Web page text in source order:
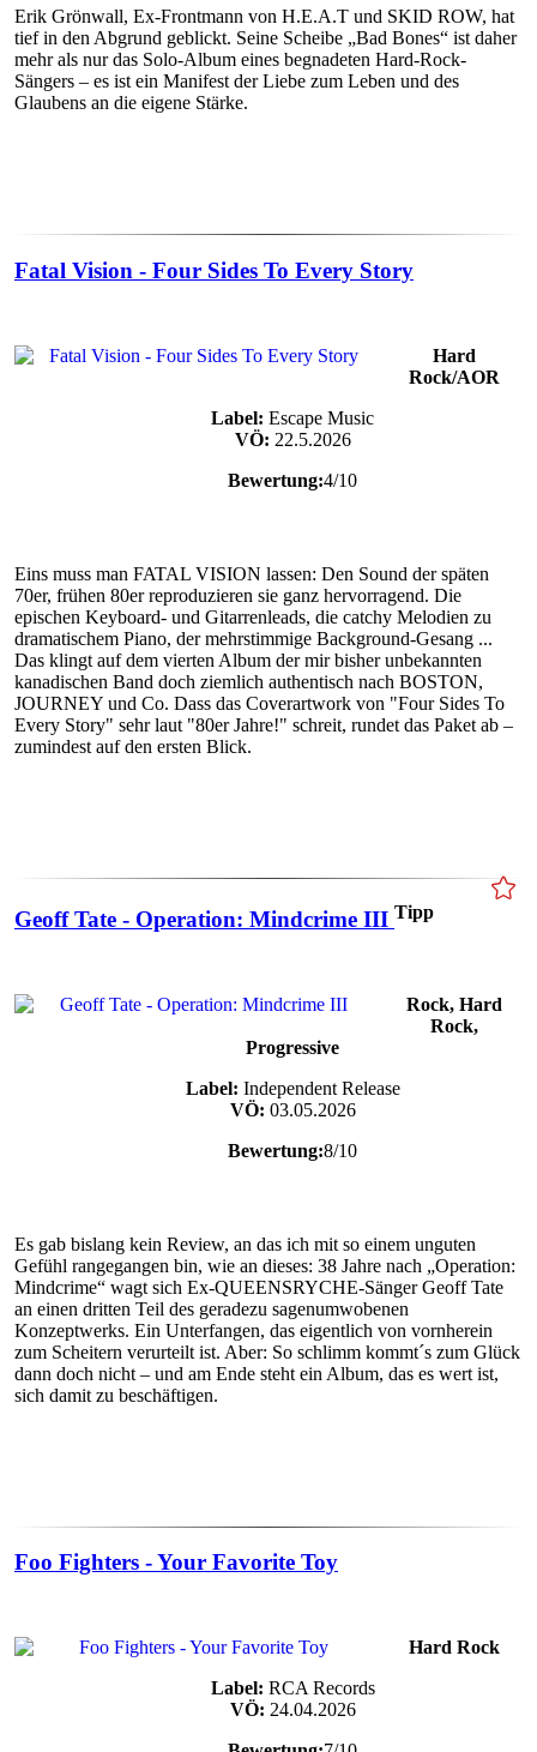
Erik Grönwall, Ex-Frontmann von H.E.A.T und SKID ROW, hat
tief in den Abgrund geblickt. Seine Scheibe „Bad Bones“ ist daher
mehr als nur das Solo-Album eines begnadeten Hard-Rock-
Sängers – es ist ein Manifest der Liebe zum Leben und des
Glaubens an die eigene Stärke.
Fatal Vision - Four Sides To Every Story
Hard
Rock/AOR
Label: Escape Music
VÖ: 22.5.2026
Bewertung:4/10
Eins muss man FATAL VISION lassen: Den Sound der späten
70er, frühen 80er reproduzieren sie ganz hervorragend. Die
epischen Keyboard- und Gitarrenleads, die catchy Melodien zu
dramatischem Piano, der mehrstimmige Background-Gesang ...
Das klingt auf dem vierten Album der mir bisher unbekannten
kanadischen Band doch ziemlich authentisch nach BOSTON,
JOURNEY und Co. Dass das Coverartwork von "Four Sides To
Every Story" sehr laut "80er Jahre!" schreit, rundet das Paket ab –
zumindest auf den ersten Blick.
Geoff Tate - Operation: Mindcrime III Tipp
Rock, Hard
Rock,
Progressive
Label: Independent Release
VÖ: 03.05.2026
Bewertung:8/10
Es gab bislang kein Review, an das ich mit so einem unguten
Gefühl rangegangen bin, wie an dieses: 38 Jahre nach „Operation:
Mindcrime“ wagt sich Ex-QUEENSRYCHE-Sänger Geoff Tate
an einen dritten Teil des geradezu sagenumwobenen
Konzeptwerks. Ein Unterfangen, das eigentlich von vornherein
zum Scheitern verurteilt ist. Aber: So schlimm kommt´s zum Glück
dann doch nicht – und am Ende steht ein Album, das es wert ist,
sich damit zu beschäftigen.
Foo Fighters - Your Favorite Toy
Hard Rock
Label: RCA Records
VÖ: 24.04.2026